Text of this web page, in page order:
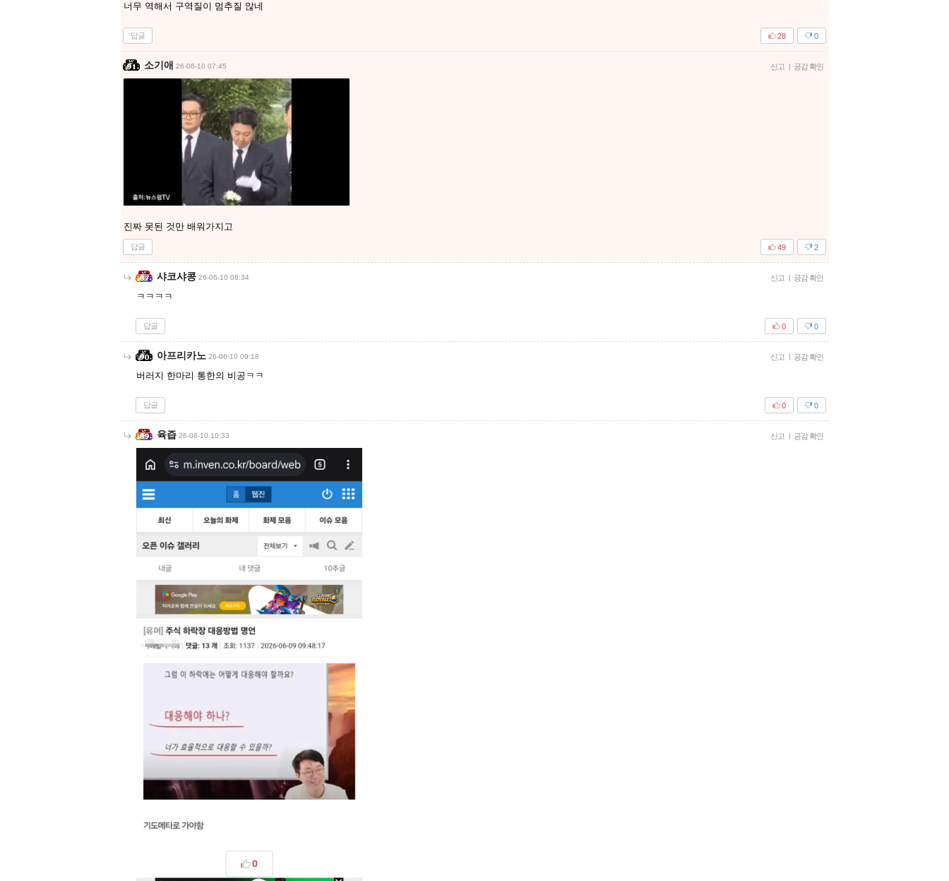
너무 역해서 구역질이 멈추질 않네
답글 0
28
소기애 26-06-10 07:45 신고 | 공감 확인
진짜 못된 것만 배워가지고
답글 2
49
샤코샤콩 26-06-10 08:34 신고 | 공감 확인
ㅋㅋㅋㅋ
답글 0
0
아프리카노 26-06-10 09:18 신고 | 공감 확인
버러지 한마리 통한의 비공ㅋㅋ
답글 0
0
육즙 26-06-10 10:33 신고 | 공감 확인